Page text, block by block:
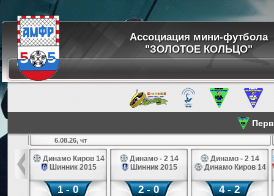
Ассоциация мини-футбола
"ЗОЛОТОЕ КОЛЬЦО"
14
6.08.26, чт
Динамо Киров 14
Шинник 2015
1 - 0
Динамо - 2 14
Шинник 2015
2 - 0
Динамо - 2 14
Динамо Киров 14
4 - 2